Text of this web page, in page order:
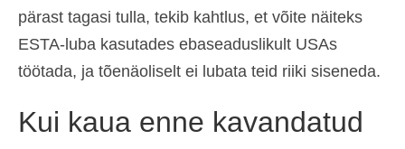
pärast tagasi tulla, tekib kahtlus, et võite näiteks
ESTA-luba kasutades ebaseaduslikult USAs
töötada, ja tõenäoliselt ei lubata teid riiki siseneda.
Kui kaua enne kavandatud